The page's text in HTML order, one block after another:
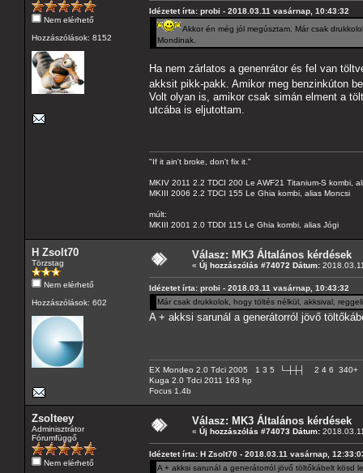
Nem elérhető
Hozzászólások: 8152
Idézetet írta: probi - 2018.03.11 vasárnap, 10:43:32
Akkor én még jól megúsztam. Már csak
Mondinak.
Ha nem zárlatos a genenrátor és fel van
akksit pikk-pakk. Amikor meg benzinkúton
Volt olyan is, amikor csak simán elment a
utcába is eljutottam.
"If it ain't broke, don't fix it."
MKIV 2011 2.2 TDCI 200 Le AWF21 Titanium-S kombi,
MKIII 2006 2.2 TDCI 155 Le Ghia kombi, alias Moncsi
múlt:
MKIII 2001 2.0 TDDI 115 Le Ghia kombi, alias Jógi
H Zsolt70
Törzstag
Nem elérhető
Hozzászólások: 602
Válasz: MK3 Általános kérdések
« Új hozzászólás #74072 Dátum:
Idézetet írta: probi - 2018.03.11 vasárnap, 10:43:32
Már csak drukkolok, hogy töltés nélkül, akksival,
A + akksi sarunál a generátorról jövő
EX Mondeo 2.0 Tdci 2005 1 3 5 └-┼┼┤ 2 4 6 340+
Kuga 2.0 Tdci 2011 163 hp
Focus 1.4b
Zsolteey
Adminisztrátor
Fórumfüggő
Nem elérhető
Válasz: MK3 Általános kérdések
« Új hozzászólás #74073 Dátum:
Idézetet írta: H Zsolt70 - 2018.03.11 vasárnap,
A + akksi sarunál a generátorról jövő töltőkábelt kösd